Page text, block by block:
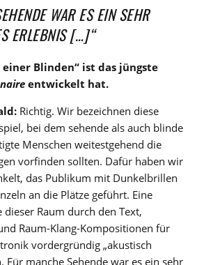
WAR ES EIN SEHR
ERLEBNIS […]“
einer Blinden“ ist das jüngste
entwickelt hat.
Richtig. Wir bezeichnen diese
bei dem sehende als auch blinde
Menschen weitestgehend die
vorfinden sollten. Dafür haben wir
das Publikum mit Dunkelbrillen
an die Plätze geführt. Eine
Raum durch den Text,
Raum-Klang-Kompositionen für
vordergründig „akustisch
Für manche Sehende war es ein sehr